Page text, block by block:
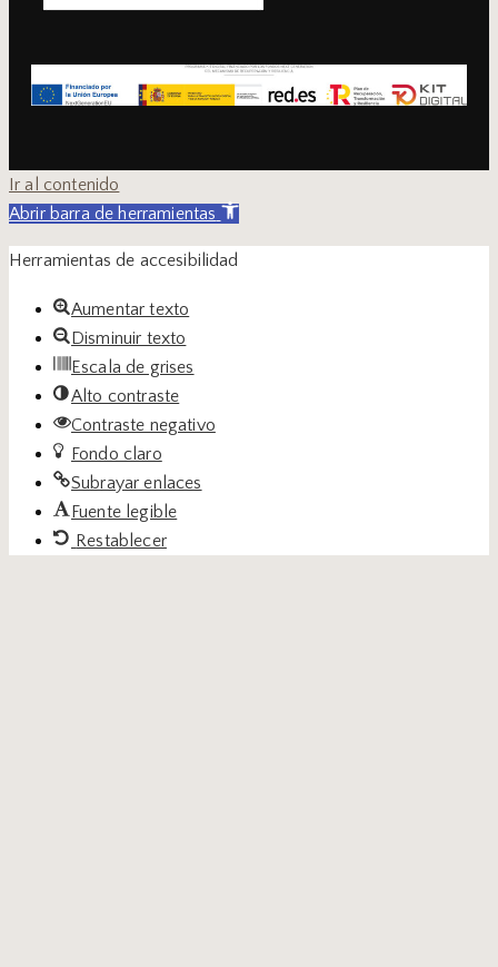
Ir al contenido
Abrir barra de herramientas
Herramientas de accesibilidad
Aumentar texto
Disminuir texto
Escala de grises
Alto contraste
Contraste negativo
Fondo claro
Subrayar enlaces
Fuente legible
Restablecer